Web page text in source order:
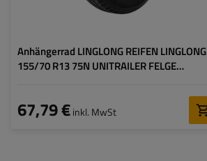
Anhängerrad LINGLONG REIFEN LINGLONG
155/70 R13 75N UNITRAILER FELGE
67,79 €inkl. MwSt